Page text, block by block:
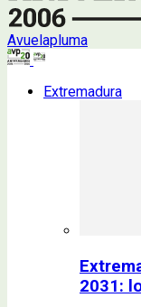
Avuelapluma
Extremadura
2031: